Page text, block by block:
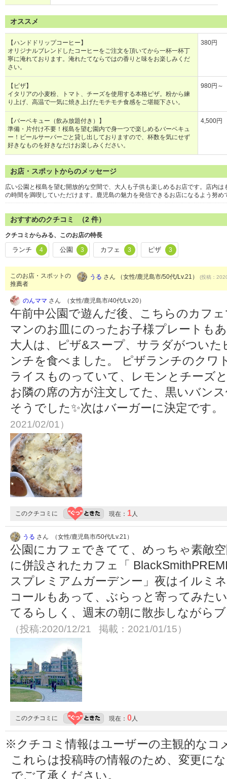
オススメ
【ハンドドリップコーヒー】
オリジナルブレンドしたコーヒーをご注文を頂いてから一杯一杯丁
寧に淹れております。淹れたてならではの香りと味をお楽しみくだ
さい。
380円
【ピザ】
イタリアの小麦粉、トマト、チーズを使用する本格ピザ。粉から練
り上げ、高温で一気に焼き上げたモチモチ食感をご堪能下さい。
980円～
【バーベキュー（飲み放題付き）】
準備・片付け不要！桜島を望む園内で身一つで楽しめるバーベキュ
ー！ビールサーバーごと貸し出しておりますので、杯数を気にせず
好きなものを好きなだけお楽しみください。
4,500円
お店・スポットからのメッセージ
広い公園と桜島を望む開放的な空間で、大人も子供も楽しめるお店です。店内
の時間を満喫していただけます。鹿児島の魅力を発信できるお店になるよう努め
おすすめのクチコミ （2 件）
クチコミからみる、このお店の特長
ランチ 4 公園 3 カフェ 3 ピザ 3
このお店・スポットの
推薦者
うる さん （女性/鹿児島市/50代/Lv.21） (投稿：
のんママ さん （女性/鹿児島市/40代/Lv.20）
午前中公園で遊んだ後、こちらのカフ
マンのお皿にのったお子様プレートも
大人は、ピザ&スープ、サラダがつい
ンチを食べました。 ピザランチのクワ
ライスものっていて、レモンとチーズ
お隣の席の方が注文してた、黒いバン
そうでした✨次はバーガーに決定です。
2021/02/01）
このクチコミに 現在： 1 人
うる さん （女性/鹿児島市/50代/Lv.21）
公園にカフェできてて、めっちゃ素敵
に併設されたカフェ「
スプレミアムガーデンー」夜はイルミ
コールもあって、ぶらっと寄ってみた
てるらしく、週末の朝に散歩しながら
（投稿:2020/12/21 掲載：2021/01/15）
このクチコミに 現在： 0 人
※クチコミ情報はユーザーの主観的なコ
これらは投稿時の情報のため、変更に
でご了承ください。